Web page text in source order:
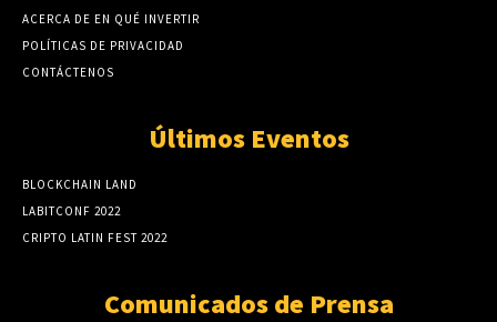
ACERCA DE EN QUÉ INVERTIR
POLÍTICAS DE PRIVACIDAD
CONTÁCTENOS
Últimos Eventos
BLOCKCHAIN LAND
LABITCONF 2022
CRIPTO LATIN FEST 2022
Comunicados de Prensa